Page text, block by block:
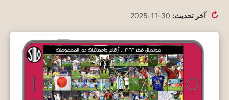
↻ آخر تحديث: 30-11-2025